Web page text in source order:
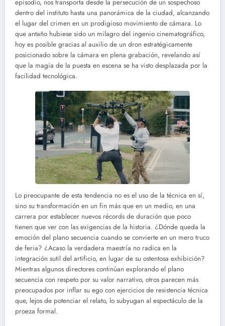
episodio, nos transporta desde la persecución de un sospechoso
dentro del instituto hasta una panorámica de la ciudad, alcanzando
el lugar del crimen en un prodigioso movimiento de cámara. Lo
que antaño hubiese sido un milagro del ingenio cinematográfico,
hoy es posible gracias al auxilio de un dron estratégicamente
posicionado sobre la cámara en plena grabación, revelando así
que la magia de la puesta en escena se ha visto desplazada por la
facilidad tecnológica.
Lo preocupante de esta tendencia no es el uso de la técnica en sí,
sino su transformación en un fin más que en un medio, en una
carrera por establecer nuevos récords de duración que poco
tienen que ver con las exigencias de la historia. ¿Dónde queda la
emoción del plano secuencia cuando se convierte en un mero truco
de feria? ¿Acaso la verdadera maestría no radica en la
integración sutil del artificio, en lugar de su ostentosa exhibición?
Mientras algunos directores continúan explorando el plano
secuencia con respeto por su valor narrativo, otros parecen más
preocupados por inflar su ego con ejercicios de resistencia técnica
que, lejos de potenciar el relato, lo subyugan al espectáculo de la
proeza formal.